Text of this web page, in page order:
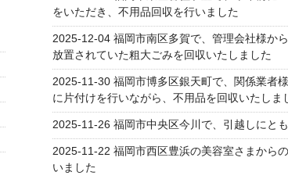
をいただき、不用品回収を行いました
2025-12-04 福岡市南区多賀で、管理会社様か
放置されていた粗大ごみを回収いたしました
2025-11-30 福岡市博多区銀天町で、関係業者
に片付けを行いながら、不用品を回収いたしま
2025-11-26 福岡市中央区今川で、引越しにと
2025-11-22 福岡市西区豊浜の美容室さまから
いました